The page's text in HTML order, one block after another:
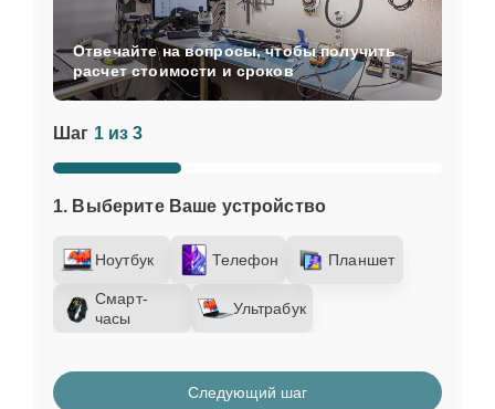
Шаг 1 из 3
1. Выберите Ваше устройство
Ноутбук Телефон Планшет
Смарт-
часы
Ультрабук
Отвечайте на вопросы, чтобы получить
расчет стоимости и сроков
Следующий шаг